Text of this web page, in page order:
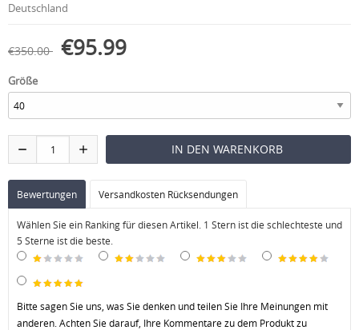
Deutschland
€350.00 €95.99
Größe
Bewertungen Versandkosten Rücksendungen
Wählen Sie ein Ranking für diesen Artikel. 1 Stern ist die schlechteste und
5 Sterne ist die beste.
Bitte sagen Sie uns, was Sie denken und teilen Sie Ihre Meinungen mit
anderen. Achten Sie darauf, Ihre Kommentare zu dem Produkt zu